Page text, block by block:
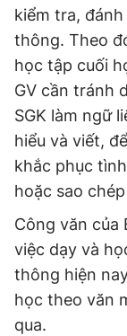
Giấy phép xuất
© 2003-2026
chép dưới mọi
bản. Phát triển
kiểm tra,
thông. Theo
học tập cuối
GV cần tránh
SGK làm ngữ
hiểu và viết,
khắc phục
hoặc sao
Công văn của
việc dạy và
thông hiện
học theo văn
qua.